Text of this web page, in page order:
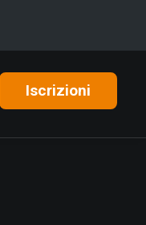
Iscrizioni